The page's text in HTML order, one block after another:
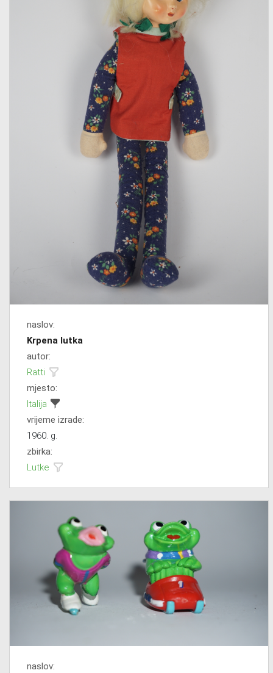
naslov:
Krpena lutka
autor:
Ratti
mjesto:
Italija
vrijeme izrade:
1960. g.
zbirka:
Lutke
naslov: